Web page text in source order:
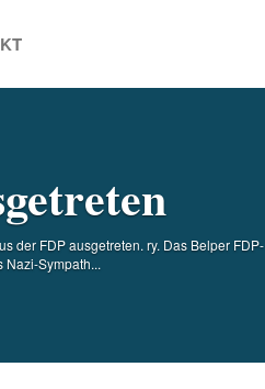
der FDP ausgetreten. ry. Das Belper FDP-
Nazi-Sympath...